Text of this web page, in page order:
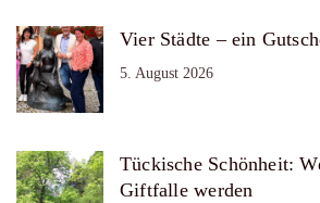
Vier Städte – ein
5. August 2026
Tückische Schönheit:
Giftfalle werden